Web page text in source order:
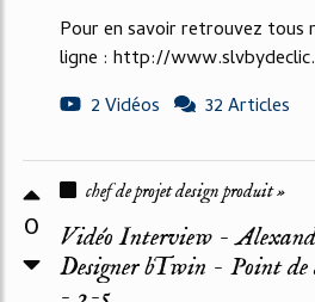
Pour en savoir retrouvez tous
ligne : http://
2 Vidéos
32 Articles
0
chef de projet design produit »
Vidéo Interview -
Designer bTwin - Point